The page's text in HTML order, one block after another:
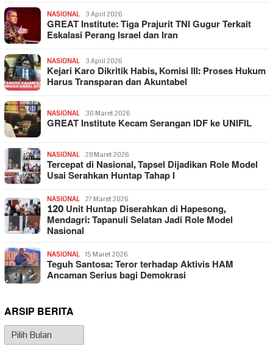
NASIONAL 3 April 2026
GREAT Institute: Tiga Prajurit TNI Gugur Terkait
Eskalasi Perang Israel dan Iran
NASIONAL 3 April 2026
Kejari Karo Dikritik Habis, Komisi III: Proses Hukum
Harus Transparan dan Akuntabel
NASIONAL 30 Maret 2026
GREAT Institute Kecam Serangan IDF ke UNIFIL
NASIONAL 28 Maret 2026
Tercepat di Nasional, Tapsel Dijadikan Role Model
Usai Serahkan Huntap Tahap I
NASIONAL 27 Maret 2026
120 Unit Huntap Diserahkan di Hapesong,
Mendagri: Tapanuli Selatan Jadi Role Model
Nasional
NASIONAL 15 Maret 2026
Teguh Santosa: Teror terhadap Aktivis HAM
Ancaman Serius bagi Demokrasi
ARSIP BERITA
Arsip
Berita